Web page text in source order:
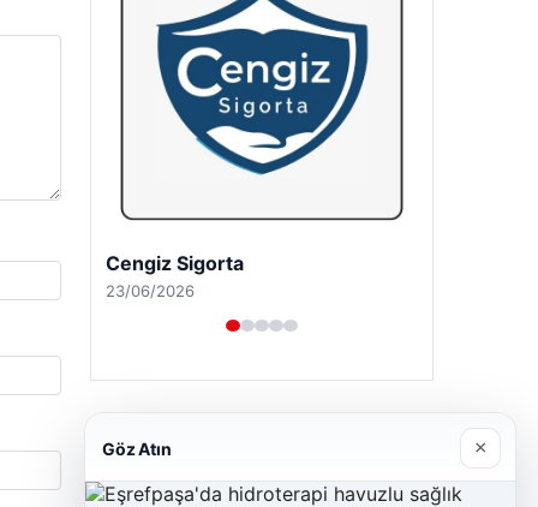
Cengiz Sigorta
23/06/2026
Göz Atın ×